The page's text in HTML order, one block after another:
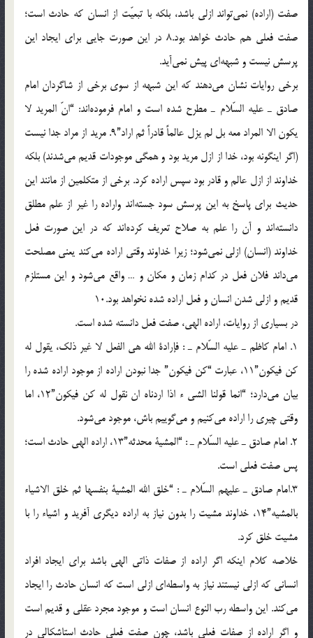
صفت (اراده) نمي‌تواند ازلي باشد، بلكه با تبعيّت از انسان كه حادث است؛
صفت فعلي هم حادث خواهد بود.8 در اين صورت جايي براي ايجاد اين
پرسش نيست و شبهه‌اي پيش نمي‌آيد.
برخي روايات نشان مي‌دهند كه این شبهه از سوي برخي از شاگردان امام
صادق ـ عليه السّلام ـ مطرح شده است و امام فرموده‌اند: “انّ المريد لا
يكون الا المراد معه بل لم يزل عالماً قادراً ثم اراد”9. مريد از مراد جدا نیست
(اگر اينگونه بود، خدا از ازل مريد بود و همگي موجودات قديم مي‌شدند) بلكه
خداوند از ازل عالم و قادر بود سپس اراده كرد. برخي از متكلمين از مانند اين
حديث براي پاسخ به اين پرسش سود جسته‌اند واراده را غير از علم مطلق
دانسته‌اند و آن را علم به صلاح تعريف كرده‌اند كه در اين صورت فعل
خداوند (انسان) ازلي نمي‌شود؛ زيرا خداوند وقتي اراده مي‌كند يعني مصلحت
مي‌داند فلان فعل در كدام زمان و مكان و … واقع مي‌شود و اين مستلزم
قديم و ازلي شدن انسان و فعل اراده شده نخواهد بود.10
در بسياري از روايات، اراده الهي، صفت فعل دانسته شده است.
1. امام كاظم ـ عليه السّلام ـ : فإرادة الله هي الفعل لا غير ذلك، يقول له
كن فيكون”11، عبارت “كن فيكون” جدا نبودن اراده از موجود اراده شده را
بيان مي‌دارد؛ “انما قولنا الشي ء اذا اردناه ان نقول له كن فيكون”12، اما
وقتي چيري را اراده مي‌كنيم و مي‌گویيم باش، موجود مي‌شود.
2. امام صادق ـ عليه السّلام ـ : “المشية محدثه”13، اراده الهي حادث است؛
پس صفت فعلي است.
3.امام صادق ـ عليهم السّلام ـ : “خلق الله المشية بنفسها ثم خلق الاشياء
بالمشيه”14، خداوند مشيت را بدون نياز به اراده ديگري آفريد و اشياء را با
مشيت خلق كرد.
خلاصه كلام اينكه اگر اراده از صفات ذاتي الهي باشد براي ايجاد افراد
انساني كه ازلي نيستند نياز به واسطه‌اي ازلي است كه انسان حادث را ايجاد
مي‌كند. اين واسطه رب النوع انسان است و موجود مجرد عقلي و قديم است
و اگر اراده از صفات فعلي باشد، چون صفت فعلي حادث استاشكالي در